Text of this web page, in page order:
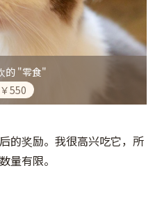
的 "零食"
￥550
的奖励。我很高兴吃它，所
量有限。